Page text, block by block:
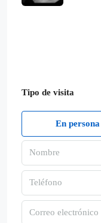
Tipo de visita
En persona